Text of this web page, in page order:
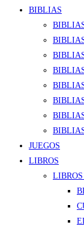
BIBLIAS
JUEGOS
LIBROS
LIBROS